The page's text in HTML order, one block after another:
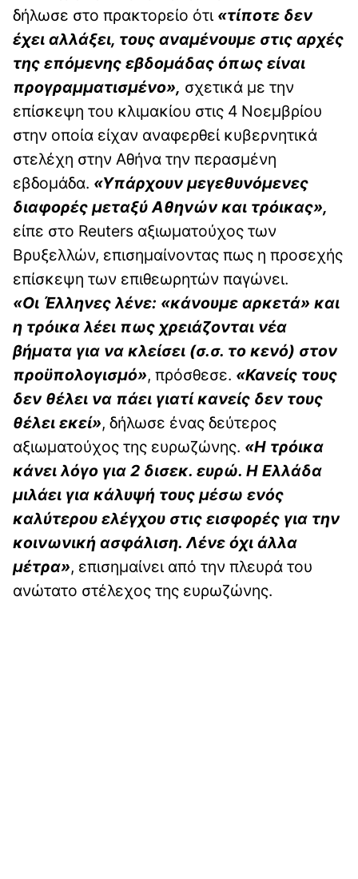
δήλωσε στο πρακτορείο ότι «τίποτε δεν
έχει αλλάξει, τους αναμένουμε στις αρχές
της επόμενης εβδομάδας όπως είναι
προγραμματισμένο», σχετικά με την
επίσκεψη του κλιμακίου στις 4 Νοεμβρίου
στην οποία είχαν αναφερθεί κυβερνητικά
στελέχη στην Αθήνα την περασμένη
εβδομάδα. «Υπάρχουν μεγεθυνόμενες
διαφορές μεταξύ Αθηνών και τρόικας»,
είπε στο Reuters αξιωματούχος των
Βρυξελλών, επισημαίνοντας πως η προσεχής
επίσκεψη των επιθεωρητών παγώνει.
«Οι Έλληνες λένε: «κάνουμε αρκετά» και
η τρόικα λέει πως χρειάζονται νέα
βήματα για να κλείσει (σ.σ. το κενό) στον
προϋπολογισμό», πρόσθεσε. «Κανείς τους
δεν θέλει να πάει γιατί κανείς δεν τους
θέλει εκεί», δήλωσε ένας δεύτερος
αξιωματούχος της ευρωζώνης. «Η τρόικα
κάνει λόγο για 2 δισεκ. ευρώ. Η Ελλάδα
μιλάει για κάλυψή τους μέσω ενός
καλύτερου ελέγχου στις εισφορές για την
κοινωνική ασφάλιση. Λένε όχι άλλα
μέτρα», επισημαίνει από την πλευρά του
ανώτατο στέλεχος της ευρωζώνης.